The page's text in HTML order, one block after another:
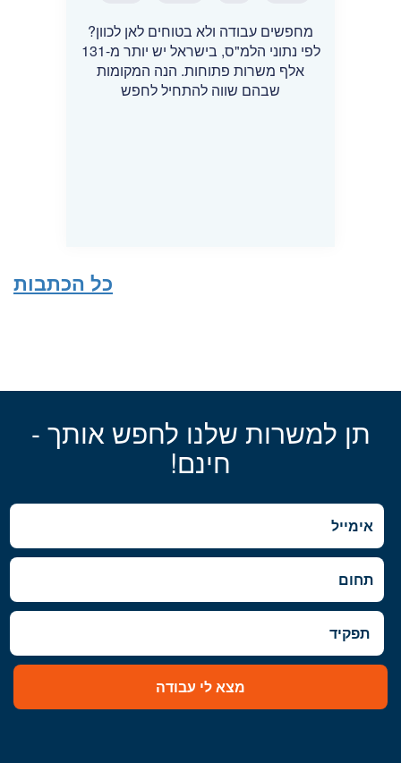
מחפשים עבודה ולא בטוחים לאן לכוון?
לפי נתוני הלמ"ס, בישראל יש יותר מ-131
אלף משרות פתוחות. הנה המקומות
שבהם שווה להתחיל לחפש
כל הכתבות
תן למשרות שלנו לחפש אותך -
חינם!
מצא לי עבודה